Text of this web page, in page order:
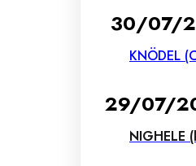
30/07/
KNÖDEL
29/07/
NIGHELE